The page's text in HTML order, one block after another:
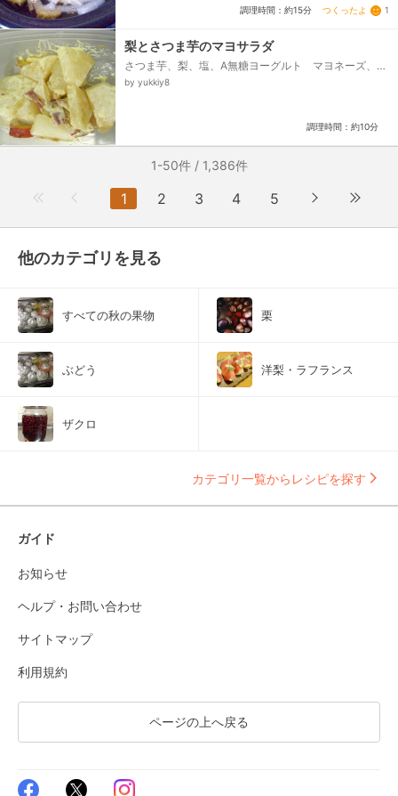
調理時間：約15分 つくったよ 1
梨とさつま芋のマヨサラダ
さつま芋、梨、塩、A無糖ヨーグルト マヨネーズ、A
醤油、塩コショウ
by yukkiy8
調理時間：約10分
1-50件 / 1,386件
1 2 3 4 5
他のカテゴリを見る
すべての秋の果物 栗
ぶどう 洋梨・ラフランス
ザクロ
カテゴリ一覧からレシピを探す
ガイド
お知らせ
ヘルプ・お問い合わせ
サイトマップ
利用規約
ページの上へ戻る